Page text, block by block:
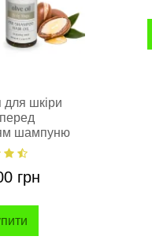
для шкіри
шампуню
грн